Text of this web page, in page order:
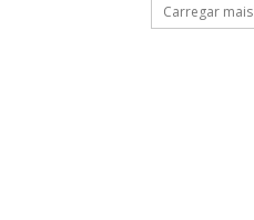
Carregar mais